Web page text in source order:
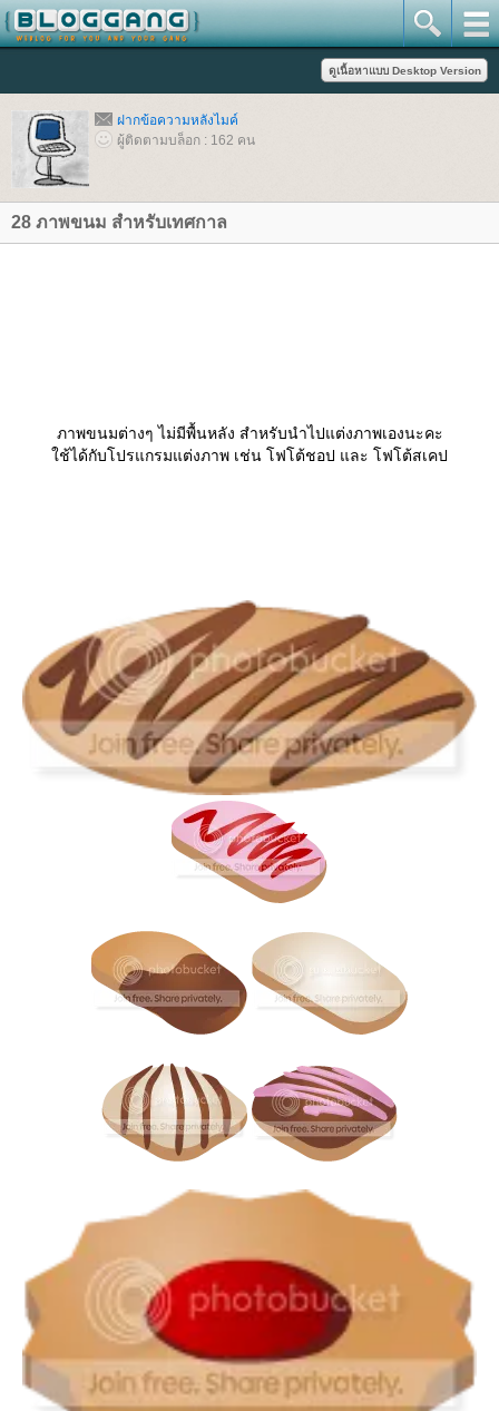
ฝากข้อความหลังไมค์
ผู้ติดตามบล็อก : 162 คน
28 ภาพขนม สำหรับเทศกาล
ภาพขนมต่างๆ ไม่มีพื้นหลัง สำหรับนำไปแต่งภาพเองนะคะ
ช้ได้กับโปรแกรมแต่งภาพ เช่น โฟโต้ชอป และ โฟโต้สเคป